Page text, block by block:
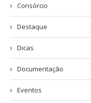
Consórcio
Destaque
Dicas
Documentação
Eventos